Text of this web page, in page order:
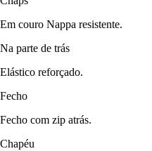
Em couro Nappa resistente.
Na parte de trás
Elástico reforçado.
Fecho
Fecho com zip atrás.
Chapéu